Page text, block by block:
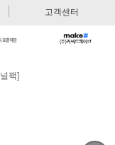
고객센터
팩]